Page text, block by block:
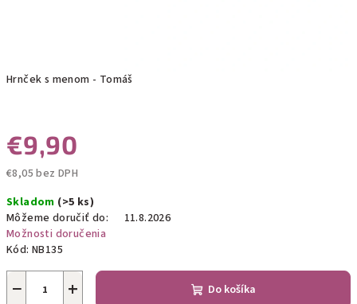
Hrnček s menom - Tomáš
€9,90
€8,05 bez DPH
cena:
Skladom (>5 ks)
Môžeme doručiť do:
11.8.2026
Možnosti doručenia
Kód: NB135
+
− Do košíka